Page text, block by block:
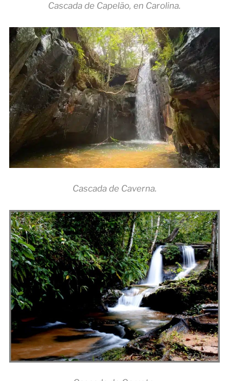
Cascada de Capelão, en Carolina.
Cascada de Caverna.